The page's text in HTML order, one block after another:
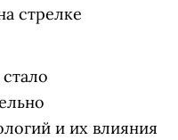
стрелке
и их влияния